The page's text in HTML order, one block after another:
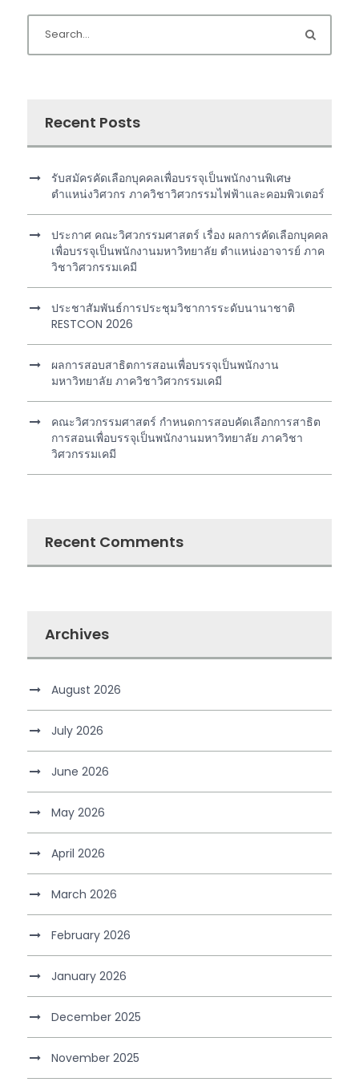
Recent Posts
รับสมัครคัดเลือกบุคคลเพื่อบรรจุเป็นพนักงานพิเศษ
ตำแหน่งวิศวกร ภาควิชาวิศวกรรมไฟฟ้าและคอมพิวเตอร์
ประกาศ คณะวิศวกรรมศาสตร์ เรื่อง ผลการคัดเลือกบุคคล
เพื่อบรรจุเป็นพนักงานมหาวิทยาลัย ตำแหน่งอาจารย์ ภาค
วิชาวิศวกรรมเคมี
ประชาสัมพันธ์การประชุมวิชาการระดับนานาชาติ
RESTCON 2026
ผลการสอบสาธิตการสอนเพื่อบรรจุเป็นพนักงาน
มหาวิทยาลัย ภาควิชาวิศวกรรมเคมี
คณะวิศวกรรมศาสตร์ กำหนดการสอบคัดเลือกการสาธิต
การสอนเพื่อบรรจุเป็นพนักงานมหาวิทยาลัย ภาควิชา
วิศวกรรมเคมี
Recent Comments
Archives
August 2026
July 2026
June 2026
May 2026
April 2026
March 2026
February 2026
January 2026
December 2025
November 2025